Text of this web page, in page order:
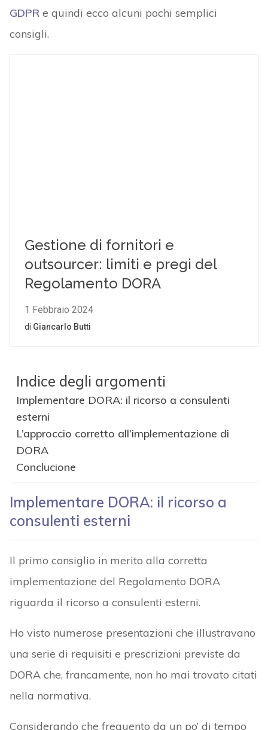
GDPRe quindi ecco alcuni pochi semplici
consigli.
Indice degli argomenti
Implementare DORA: il ricorso a consulenti
esterni
L’approccio corretto all’implementazione di
DORA
Conclucione
Implementare DORA: il ricorso a
consulenti esterni
Il primo consiglio in merito alla corretta
implementazione del Regolamento DORA
riguarda il ricorso a consulenti esterni.
Ho visto numerose presentazioni che illustravano
una serie di requisiti e prescrizioni previste da
DORA che, francamente, non ho mai trovato citati
nella normativa.
Considerando che frequento da un po’ di tempo